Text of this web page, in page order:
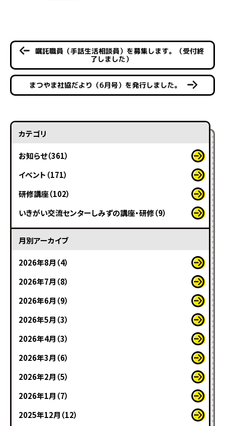
嘱託職員（手話生活相談員）を募集します。（受付終
了しました）
まつやま社協だより（6月号）を発行しました。
カテゴリ
お知らせ（361）
イベント（171）
研修講座（102）
いきがい交流センターしみずの講座・研修（9）
月別アーカイブ
2026年8月（4）
2026年7月（8）
2026年6月（9）
2026年5月（3）
2026年4月（3）
2026年3月（6）
2026年2月（5）
2026年1月（7）
2025年12月（12）